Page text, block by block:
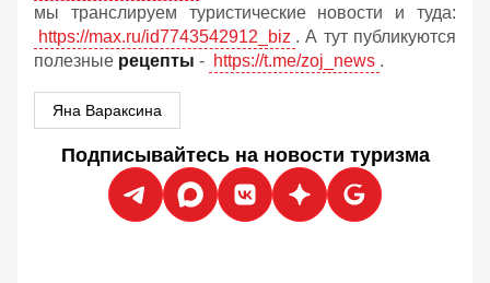
мы транслируем туристические новости и туда:
https://max.ru/id7743542912_biz . А тут публикуются
полезные рецепты - https://t.me/zoj_news .
Яна Вараксина
Подписывайтесь на новости туризма